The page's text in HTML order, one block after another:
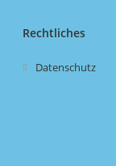
Rechtliches
Datenschutz